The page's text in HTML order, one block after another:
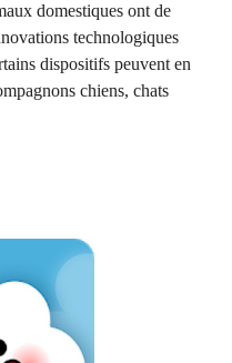
domestiques ont de
technologiques
dispositifs peuvent en
chiens, chats